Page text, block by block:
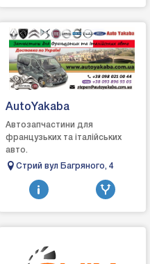
AutoYakaba
Автозапчастини для
французьких та італійських
авто.
Стрий вул Багряного, 4